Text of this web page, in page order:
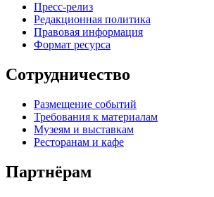
Пресс-релиз
Редакционная политика
Правовая информация
Формат ресурса
Сотрудничество
Размещение событий
Требования к материалам
Музеям и выставкам
Ресторанам и кафе
Партнёрам